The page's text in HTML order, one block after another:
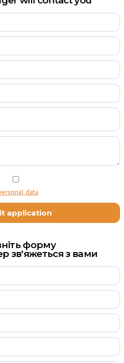
data
форму
зв'яжеться з вами